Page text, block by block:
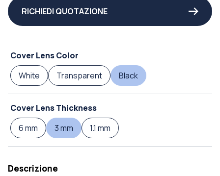
RICHIEDI QUOTAZIONE
Cover Lens Color
White
Transparent Black
Cover Lens Thickness
6 mm
3 mm 1.1 mm
Descrizione